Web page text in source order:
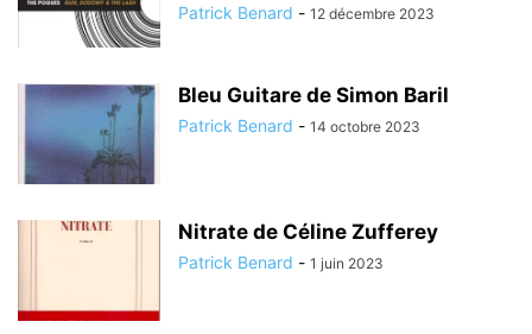
Patrick Benard - 12 décembre 2023
Bleu Guitare de Simon Baril
Patrick Benard - 14 octobre 2023
Nitrate de Céline Zufferey
Patrick Benard - 1 juin 2023